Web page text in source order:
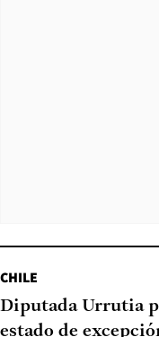
CHILE
Diputada Urrutia
estado de